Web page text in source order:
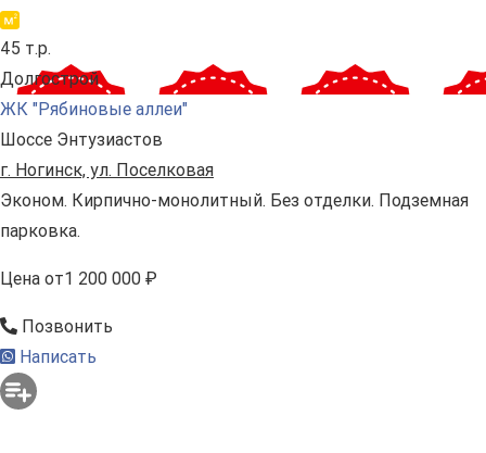
45 т.р.
Долгострой
ЖК "Рябиновые аллеи"
Шоссе Энтузиастов
г. Ногинск, ул. Поселковая
Эконом. Кирпично-монолитный. Без отделки. Подземная
парковка.
Цена от1 200 000 ₽
Позвонить
Написать